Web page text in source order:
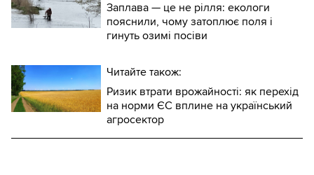
Заплава — це не рілля: екологи
пояснили, чому затоплює поля і
гинуть озимі посіви
Читайте також:
Ризик втрати врожайності: як перехід
на норми ЄС вплине на український
агросектор